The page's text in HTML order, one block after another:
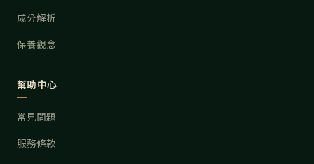
成分解析
保養觀念
幫助中心
常見問題
服務條款